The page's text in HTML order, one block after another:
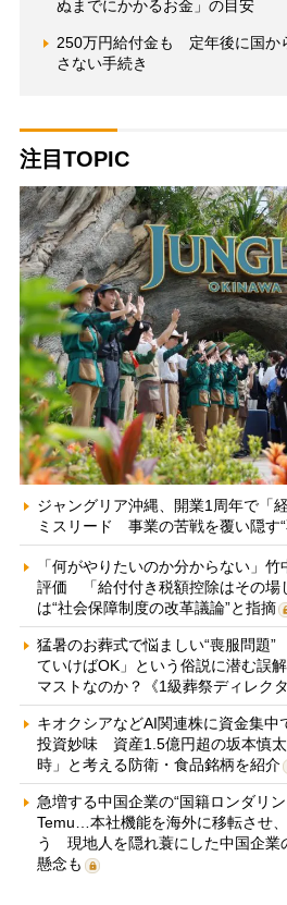
ぬまでにかかるお金」の目安
250万円給付金も 定年後に国か
さない手続き
注目TOPIC
ジャングリア沖縄、開業1周年で「
ミスリード 事業の苦戦を覆い隠す
「何がやりたいのか分からない」
評価 「給付付き税額控除はその場
は“社会保障制度の改革議論”と指摘
猛暑のお葬式で悩ましい“喪服問題
ていけばOK」という俗説に潜む誤
マストなのか？《1級葬祭ディレクタ
キオクシアなどAI関連株に資金集中
投資妙味 資産1.5億円超の坂本慎
時」と考える防衛・食品銘柄を紹介
急増する中国企業の“国籍ロンダリ
Temu…本社機能を海外に移転させ
う 現地人を隠れ蓑にした中国企業
懸念も